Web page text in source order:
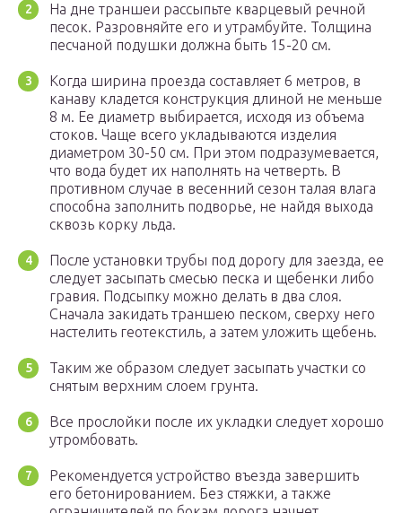
На дне траншеи рассыпьте кварцевый речной
песок. Разровняйте его и утрамбуйте. Толщина
песчаной подушки должна быть 15-20 см.
Когда ширина проезда составляет 6 метров, в
канаву кладется конструкция длиной не меньше
8 м. Ее диаметр выбирается, исходя из объема
стоков. Чаще всего укладываются изделия
диаметром 30-50 см. При этом подразумевается,
что вода будет их наполнять на четверть. В
противном случае в весенний сезон талая влага
способна заполнить подворье, не найдя выхода
сквозь корку льда.
После установки трубы под дорогу для заезда, ее
следует засыпать смесью песка и щебенки либо
гравия. Подсыпку можно делать в два слоя.
Сначала закидать траншею песком, сверху него
настелить геотекстиль, а затем уложить щебень.
Таким же образом следует засыпать участки со
снятым верхним слоем грунта.
Все прослойки после их укладки следует хорошо
утромбовать.
Рекомендуется устройство въезда завершить
его бетонированием. Без стяжки, а также